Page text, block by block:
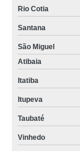
Rio Cotia
Santana
São Miguel
Atibaia
Itatiba
Itupeva
Taubaté
Vinhedo